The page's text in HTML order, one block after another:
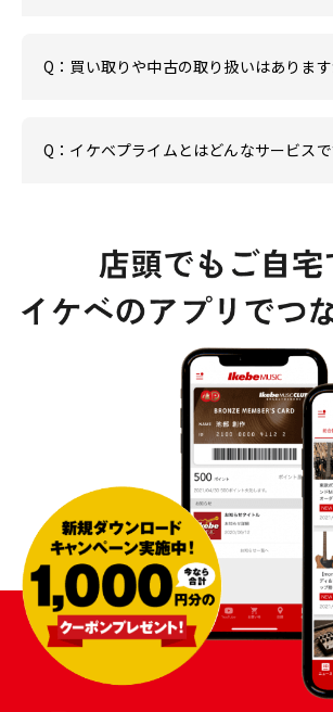
Q：買い取りや中古の取り扱いはあります
Q：イケベプライムとはどんなサービス